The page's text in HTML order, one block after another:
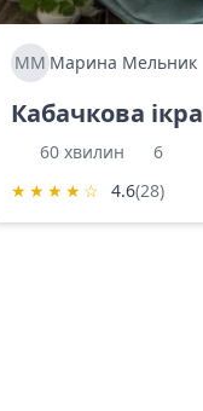
ММ Марина Мельник
Кабачкова ікра
60 хвилин
6
★ ★ ★ ★ ☆ 4.6(28)